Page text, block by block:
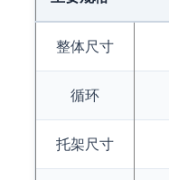
整体尺寸
循环
托架尺寸